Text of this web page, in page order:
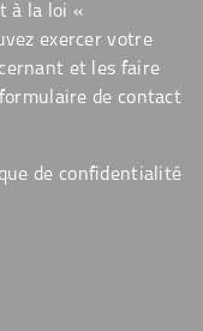
à la loi «
exercer votre
et les faire
de contact
de confidentialité